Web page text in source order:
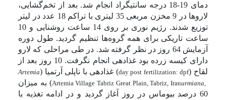
دمای 19-18 درجه سانتیگراد انجام شد. بعد از تخم‌گشایی،
لاروها در 9 مخزن مربعی 35 لیتری با تراکم 18 عدد در لیتر
توزیع شدند. رژیم نوری بر روی 14 ساعت روشنایی و 10
ساعت تاریکی برای همه گروه‌ها تنظیم گردید. طول دوره
آزمایش 64 روز در نظر گرفته شد. در طی مراحلی که لارو
دارای کیسه زرده بود غذادهی انجام نگرفت. 10 روز بعد از
لقاح (day post fertilization: dpf) غذادهی با ناپلی آرتمیا (Artemia
urmiana,
Artemia Village Tabriz Great Plain, Tabriz, Iran) به میزان
60 درصد بیوماس در روز آغاز گردید و در ادامه تغذیه با